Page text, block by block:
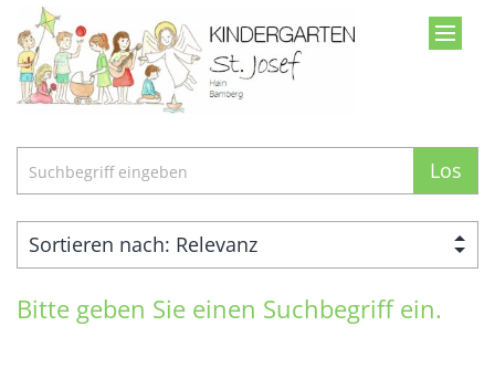
Zum Inhalt springen
Suche Los
Bitte geben Sie einen Suchbegriff ein.